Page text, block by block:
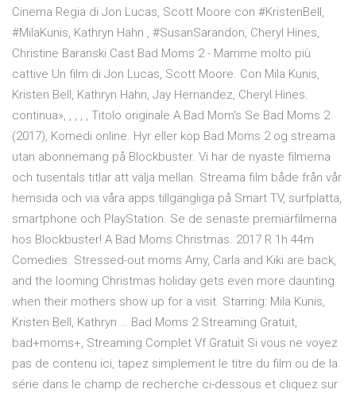
Cinema Regia di Jon Lucas, Scott Moore con #KristenBell,
#MilaKunis, Kathryn Hahn , #SusanSarandon, Cheryl Hines,
Christine Baranski Cast Bad Moms 2 - Mamme molto più
cattive Un film di Jon Lucas, Scott Moore. Con Mila Kunis,
Kristen Bell, Kathryn Hahn, Jay Hernandez, Cheryl Hines.
continua», , , , , Titolo originale A Bad Mom's Se Bad Moms 2
(2017), Komedi online. Hyr eller köp Bad Moms 2 og streama
utan abonnemang på Blockbuster. Vi har de nyaste filmerna
och tusentals titlar att välja mellan. Streama film både från vår
hemsida och via våra apps tillgängliga på Smart TV, surfplatta,
smartphone och PlayStation. Se de senaste premiärfilmerna
hos Blockbuster! A Bad Moms Christmas. 2017 R 1h 44m
Comedies. Stressed-out moms Amy, Carla and Kiki are back,
and the looming Christmas holiday gets even more daunting
when their mothers show up for a visit. Starring: Mila Kunis,
Kristen Bell, Kathryn … Bad Moms 2 Streaming Gratuit,
bad+moms+, Streaming Complet Vf Gratuit Si vous ne voyez
pas de contenu ici, tapez simplement le titre du film ou de la
série dans le champ de recherche ci-dessous et cliquez sur